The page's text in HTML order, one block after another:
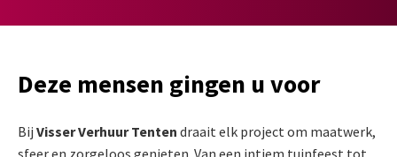
Deze mensen gingen u voor
Bij Visser Verhuur Tenten draait elk project om maatwerk,
sfeer en zorgeloos genieten. Van een intiem tuinfeest tot